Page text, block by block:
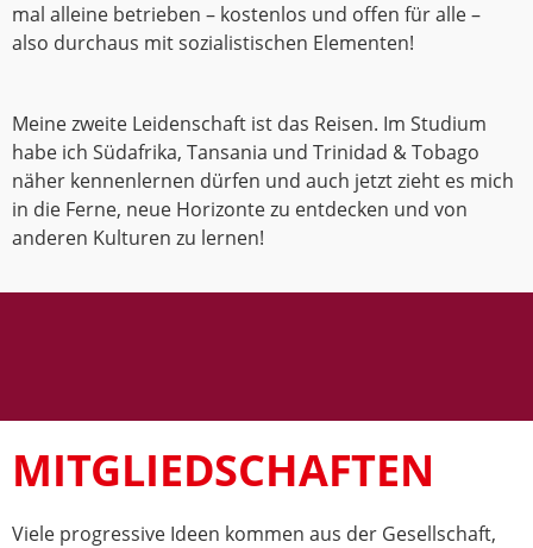
mal alleine betrieben – kostenlos und offen für alle –
also durchaus mit sozialistischen Elementen!
Meine zweite Leidenschaft ist das Reisen. Im Studium
habe ich Südafrika, Tansania und Trinidad & Tobago
näher kennenlernen dürfen und auch jetzt zieht es mich
in die Ferne, neue Horizonte zu entdecken und von
anderen Kulturen zu lernen!
MITGLIEDSCHAFTEN
Viele progressive Ideen kommen aus der Gesellschaft,